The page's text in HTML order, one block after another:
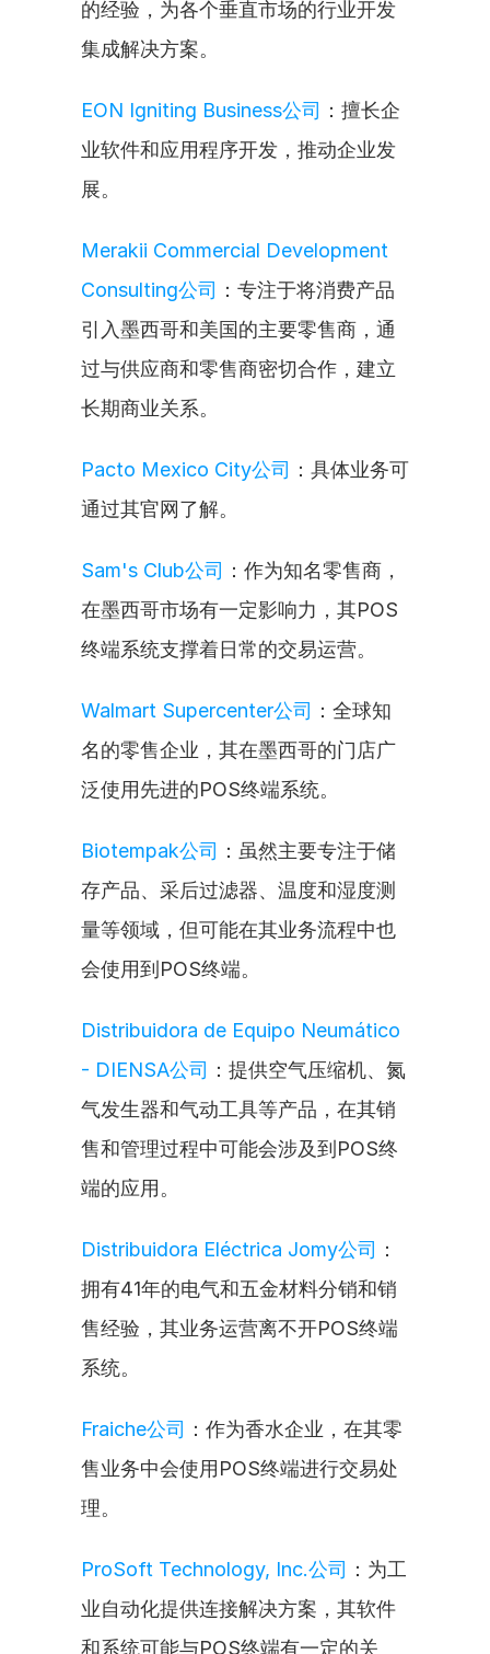
的经验，为各个垂直市场的行业开发
集成解决方案。
EON Igniting Business公司 ：擅长企
业软件和应用程序开发，推动企业发
展。
Merakii Commercial Development
Consulting公司 ：专注于将消费产品
引入墨西哥和美国的主要零售商，通
过与供应商和零售商密切合作，建立
长期商业关系。
Pacto Mexico City公司 ：具体业务可
通过其官网了解。
Sam's Club公司 ：作为知名零售商，
在墨西哥市场有一定影响力，其POS
终端系统支撑着日常的交易运营。
Walmart Supercenter公司 ：全球知
名的零售企业，其在墨西哥的门店广
泛使用先进的POS终端系统。
Biotempak公司 ：虽然主要专注于储
存产品、采后过滤器、温度和湿度测
量等领域，但可能在其业务流程中也
会使用到POS终端。
Distribuidora de Equipo Neumático
- DIENSA公司 ：提供空气压缩机、氮
气发生器和气动工具等产品，在其销
售和管理过程中可能会涉及到POS终
端的应用。
Distribuidora Eléctrica Jomy公司 ：
拥有41年的电气和五金材料分销和销
售经验，其业务运营离不开POS终端
系统。
Fraiche公司 ：作为香水企业，在其零
售业务中会使用POS终端进行交易处
理。
ProSoft Technology, Inc.公司 ：为工
业自动化提供连接解决方案，其软件
和系统可能与POS终端有一定的关